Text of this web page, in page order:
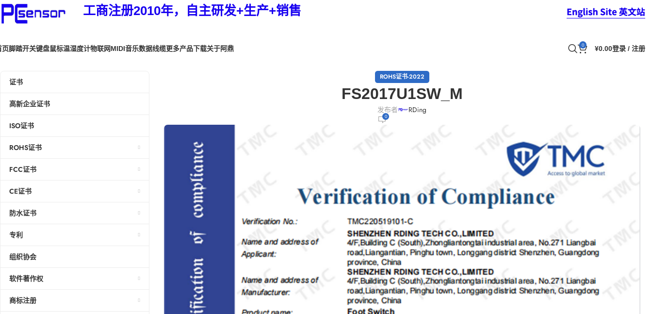
工商注册2010年，自主研发+生产+销售
页脚踏开关键盘鼠标温湿度计物联网MIDI音乐数据线缆更多产品下载关于阿鼎 0 ¥0.00登录 / 注册
证书
高新企业证书
ISO证书
ROHS证书
FCC证书
CE证书
防水证书
专利
组织协会
软件著作权
商标注册
ROHS证书-2022
FS2017U1SW_M
发布者 RDing
0